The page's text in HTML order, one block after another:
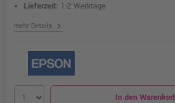
Lieferzeit: 1-2 Werktage
mehr Details chevron_right
In den